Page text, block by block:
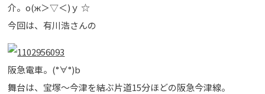
介。о(ж＞▽＜)ｙ ☆
今回は、有川浩さんの
阪急電車。(°∀°)b
舞台は、宝塚～今津を結ぶ片道15分ほどの阪急今津線。